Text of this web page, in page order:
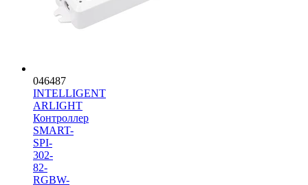
046487
INTELLIGENT
ARLIGHT
Контроллер
SMART-
SPI-
302-
82-
RGBW-